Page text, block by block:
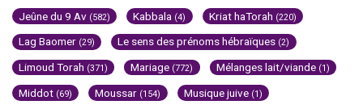
Jeûne du 9 Av (582) Kabbala (4) Kriat haTorah (220)
Lag Baomer (29) Le sens des prénoms hébraïques (2)
Limoud Torah (371) Mariage (772) Mélanges lait/viande (1)
Middot (69) Moussar (154) Musique juive (1)